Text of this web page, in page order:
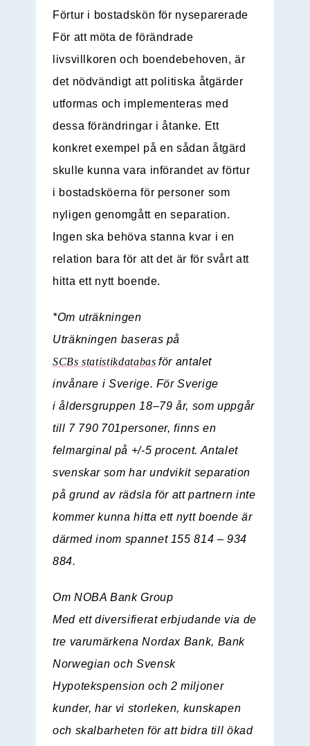
Förtur i bostadskön för nyseparerade
För att möta de förändrade
livsvillkoren och boendebehoven, är
det nödvändigt att politiska åtgärder
utformas och implementeras med
dessa förändringar i åtanke. Ett
konkret exempel på en sådan åtgärd
skulle kunna vara införandet av förtur
i bostadsköerna för personer som
nyligen genomgått en separation.
Ingen ska behöva stanna kvar i en
relation bara för att det är för svårt att
hitta ett nytt boende.
*Om uträkningen
Uträkningen baseras på
SCBs statistikdatabas för antalet
invånare i Sverige. För Sverige
i åldersgruppen 18–79 år, som uppgår
till 7 790 701personer, finns en
felmarginal på +/-5 procent. Antalet
svenskar som har undvikit separation
på grund av rädsla för att partnern inte
kommer kunna hitta ett nytt boende är
därmed inom spannet 155 814 – 934
884.
Om NOBA Bank Group
Med ett diversifierat erbjudande via de
tre varumärkena Nordax Bank, Bank
Norwegian och Svensk
Hypotekspension och 2 miljoner
kunder, har vi storleken, kunskapen
och skalbarheten för att bidra till ökad